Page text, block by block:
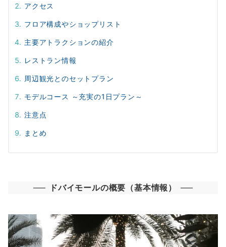
アクセス
フロア構成やショップリスト
主要アトラクションの紹介
レストラン情報
周辺観光とのセットプラン
モデルコース ～充実の1日プラン～
注意点
まとめ
ドバイモールの概要（基本情報）